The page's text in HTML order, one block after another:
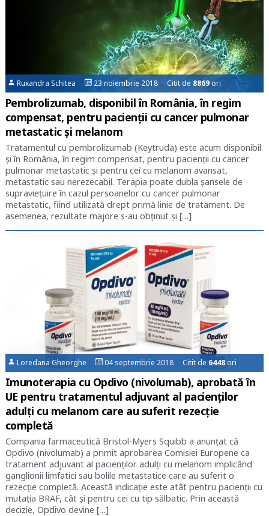
Ruxandra Schitea 23 noiembrie 2018 Citit de 8869ori
Pembrolizumab, disponibil în România, în regim
compensat, pentru pacienții cu cancer pulmonar
metastatic și melanom
Tratamentul cu pembrolizumab (Keytruda) este acum disponibil
și în România, în regim compensat, pentru pacienții cu cancer
pulmonar metastatic și pentru cei cu melanom avansat,
metastatic sau nerezecabil. Terapia poate dubla șansele de
supraviețuire în cazul persoanelor cu cancer pulmonar
metastatic, fiind utilizată drept primă linie de tratament. De
asemenea, rezultate majore s-au obținut și […]
Loredana Gheorghe 04 septembrie 2018 Citit de 6448 ori
Imunoterapia cu Opdivo (nivolumab), aprobată în
UE pentru tratamentul adjuvant al pacienților
adulți cu melanom care au suferit rezecție
completă
Compania farmaceutică Bristol-Myers Squibb a anunțat că
Opdivo (nivolumab) a primit aprobarea Comisiei Europene ca
tratament adjuvant al pacienților adulți cu melanom implicând
ganglionii limfatici sau bolile metastatice care au suferit o
rezecție completă. Această indicație este atât pentru pacienții cu
mutația BRAF, cât și pentru cei cu tip sălbatic. Prin această
decizie, Opdivo devine […]